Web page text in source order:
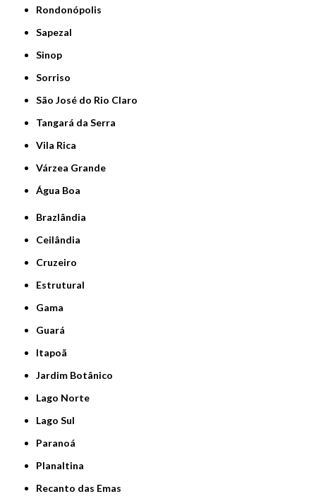
Rondonópolis
Sapezal
Sinop
Sorriso
São José do Rio Claro
Tangará da Serra
Vila Rica
Várzea Grande
Água Boa
Brazlândia
Ceilândia
Cruzeiro
Estrutural
Gama
Guará
Itapoã
Jardim Botânico
Lago Norte
Lago Sul
Paranoá
Planaltina
Recanto das Emas